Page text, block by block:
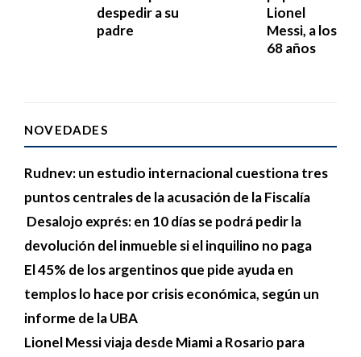
despedir a su
padre
Lionel
Messi, a los
68 años
NOVEDADES
Rudnev: un estudio internacional cuestiona tres
puntos centrales de la acusación de la Fiscalía
Desalojo exprés: en 10 días se podrá pedir la
devolución del inmueble si el inquilino no paga
El 45% de los argentinos que pide ayuda en
templos lo hace por crisis económica, según un
informe de la UBA
Lionel Messi viaja desde Miami a Rosario para